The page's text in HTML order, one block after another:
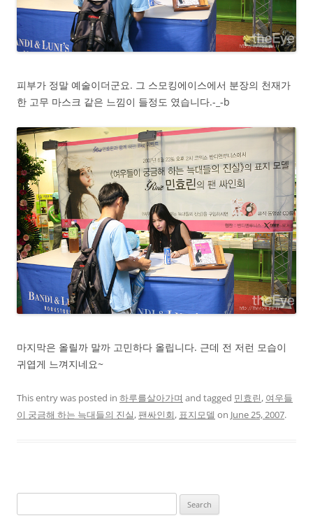
피부가 정말 예술이더군요. 그 스모킹에이스에서 분장의 천재가
한 고무 마스크 같은 느낌이 들정도 였습니다.-_-b
마지막은 올릴까 말까 고민하다 올립니다. 근데 전 저런 모습이
귀엽게 느껴지네요~
This entry was posted in 하루를살아가며 and tagged 민효린, 여우들
이 궁금해 하는 늑대들의 진실, 팬싸인회, 표지모델 on June 25, 2007.
for: